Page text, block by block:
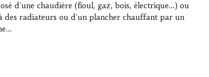
d'une chaudière (fioul, gaz, bois, électrique...) ou
des radiateurs ou d'un plancher chauffant par un